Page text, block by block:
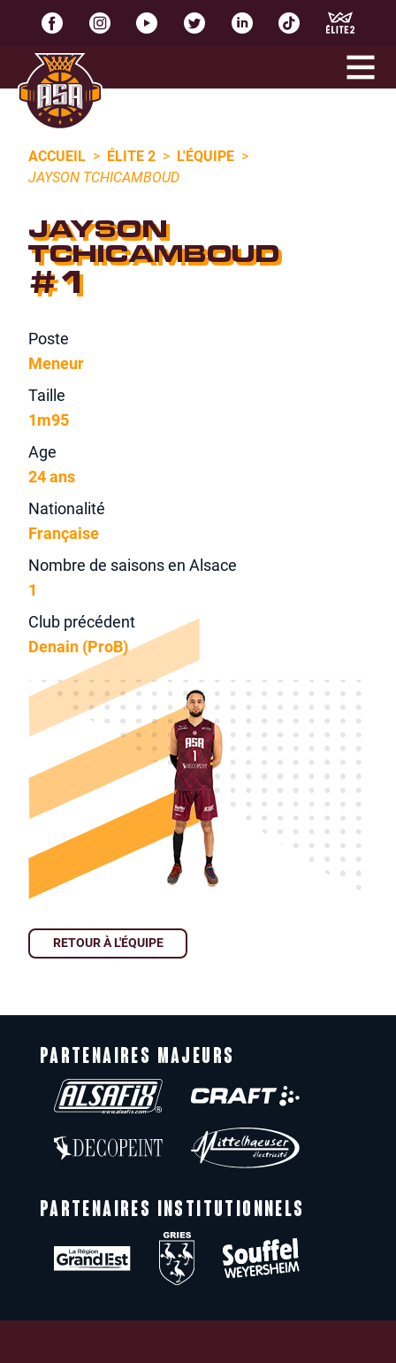
ACCUEIL > ÉLITE 2 > L'ÉQUIPE >
JAYSON TCHICAMBOUD
JAYSON
TCHICAMBOUD
#1
Poste
Meneur
Taille
1m95
Age
24 ans
Nationalité
Française
Nombre de saisons en Alsace
1
Club précédent
Denain (ProB)
RETOUR À L'ÉQUIPE
PARTENAIRES MAJEURS
PARTENAIRES INSTITUTIONNELS